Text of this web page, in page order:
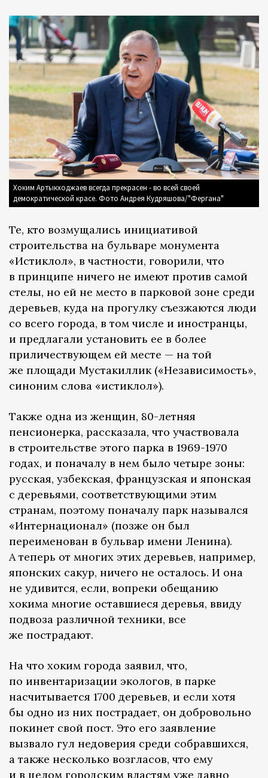
Хоким Артыкходжаев всегда прекрасен - во всей своей
демократической красе. Фото Андрея Кудряшова/"Фергана"
Те, кто возмущались инициативой
строительства на бульваре монумента
«Истиклол», в частности, говорили, что
в принципе ничего не имеют против самой
стелы, но ей не место в парковой зоне среди
деревьев, куда на прогулку съезжаются люди
со всего города, в том числе и иностранцы,
и предлагали установить ее в более
приличествующем ей месте — на той
же площади Мустакиллик («Независимость»,
синоним слова «истиклол»).
Также одна из женщин, 80-летняя
пенсионерка, рассказала, что участвовала
в строительстве этого парка в 1969-1970
годах, и поначалу в нем было четыре зоны:
русская, узбекская, французская и японская
с деревьями, соответствующими этим
странам, поэтому поначалу парк назывался
«Интернационал» (позже он был
переименован в бульвар имени Ленина).
А теперь от многих этих деревьев, например,
японских сакур, ничего не осталось. И она
не удивится, если, вопреки обещанию
хокима многие оставшиеся деревья, ввиду
подвоза различной техники, все
же пострадают.
На что хоким города заявил, что,
по инвентаризации экологов, в парке
насчитывается 1700 деревьев, и если хотя
бы одно из них пострадает, он добровольно
покинет свой пост. Это его заявление
вызвало гул недоверия среди собравшихся,
а также несколько возгласов, что ему
и в целом городским властям уже давно